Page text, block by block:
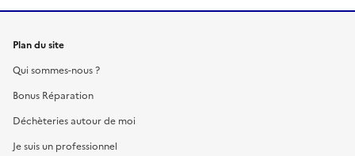
Plan du site
Qui sommes-nous ?
Bonus Réparation
Déchèteries autour de moi
Je suis un professionnel